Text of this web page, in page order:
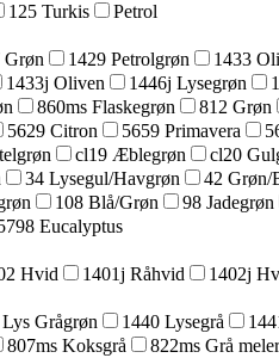
125 Turkis
Petrol
Grøn 1429 Petrolgrøn 1433
1433j Oliven 1446j Lysegrøn
860ms Flaskegrøn 812 Grøn
5629 Citron 5659 Primavera
cl19 Æblegrøn cl20
34 Lysegul/Havgrøn 42 Grøn/
108 Blå/Grøn 98 Jadegrøn
Eucalyptus
Hvid 1401j Råhvid 1402j
Grågrøn 1440 Lysegrå
807ms Koksgrå 822ms Grå